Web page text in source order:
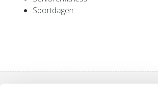
Sportdagen